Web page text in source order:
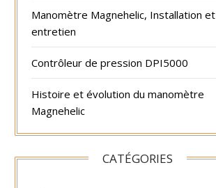
Manomètre Magnehelic, Installation et
entretien
Contrôleur de pression DPI5000
Histoire et évolution du manomètre
Magnehelic
CATÉGORIES